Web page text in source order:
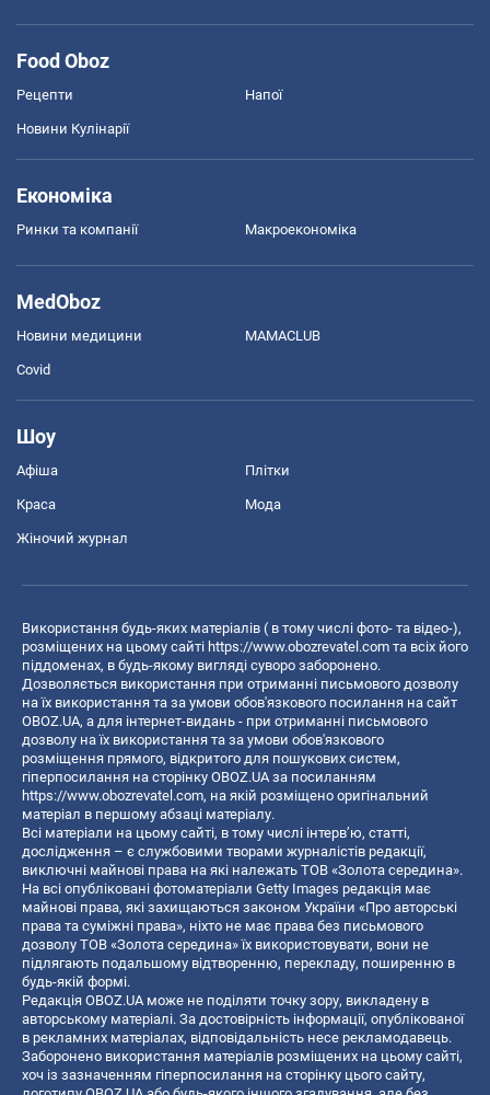
Food Oboz
Рецепти Напої
Новини Кулінарії
Економіка
Ринки та компанії Макроекономіка
MedOboz
Новини медицини MAMACLUB
Covid
Шоу
Афіша Плітки
Краса Мода
Жіночий журнал
Використання будь-яких матеріалів ( в тому числі фото- та відео-),
розміщених на цьому сайті https://www.obozrevatel.com та всіх його
піддоменах, в будь-якому вигляді суворо заборонено.
Дозволяється використання при отриманні письмового дозволу
на їх використання та за умови обов'язкового посилання на сайт
OBOZ.UA, а для інтернет-видань - при отриманні письмового
дозволу на їх використання та за умови обов'язкового
розміщення прямого, відкритого для пошукових систем,
гіперпосилання на сторінку OBOZ.UA за посиланням
https://www.obozrevatel.com, на якій розміщено оригінальний
матеріал в першому абзаці матеріалу.
Всі матеріали на цьому сайті, в тому числі інтерв’ю, статті,
дослідження – є службовими творами журналістів редакції,
виключні майнові права на які належать ТОВ «Золота середина».
На всі опубліковані фотоматеріали Getty Images редакція має
майнові права, які захищаються законом України «Про авторські
права та суміжні права», ніхто не має права без письмового
дозволу ТОВ «Золота середина» їх використовувати, вони не
підлягають подальшому відтворенню, перекладу, поширенню в
будь-якій формі.
Редакція OBOZ.UA може не поділяти точку зору, викладену в
авторському матеріалі. За достовірність інформації, опублікованої
в рекламних матеріалах, відповідальність несе рекламодавець.
Заборонено використання матеріалів розміщених на цьому сайті,
хоч із зазначенням гіперпосилання на сторінку цього сайту,